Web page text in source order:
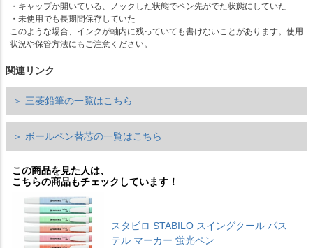
・キャップか開いている、ノックした状態でペン先がでた状態にしていた
・未使用でも長期間保存していた
このような場合、インクが軸内に残っていても書けないことがあります。使用
状況や保管方法にもご注意ください。
関連リンク
＞ 三菱鉛筆の一覧はこちら
＞ ボールペン替芯の一覧はこちら
この商品を見た人は、
こちらの商品もチェックしています！
スタビロ STABILO スイングクール パス
テル マーカー 蛍光ペン